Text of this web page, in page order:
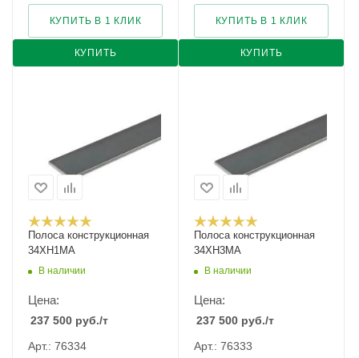
КУПИТЬ
КУПИТЬ В 1 КЛИК
КУПИТЬ
КУПИТЬ В 1 КЛИК
Полоса конструкционная
34ХН1МА
В наличии
Цена:
237 500 руб./т
Арт.: 76334
Полоса конструкционная
34ХН3МА
В наличии
Цена:
237 500 руб./т
Арт.: 76333